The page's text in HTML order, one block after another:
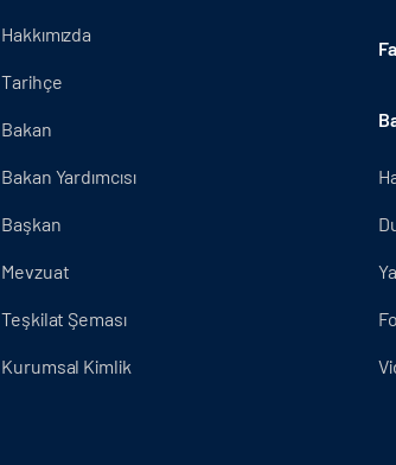
Hakkımızda
Tarihçe
Bakan
Bakan Yardımcısı
Başkan
Mevzuat
Teşkilat Şeması
Kurumsal Kimlik